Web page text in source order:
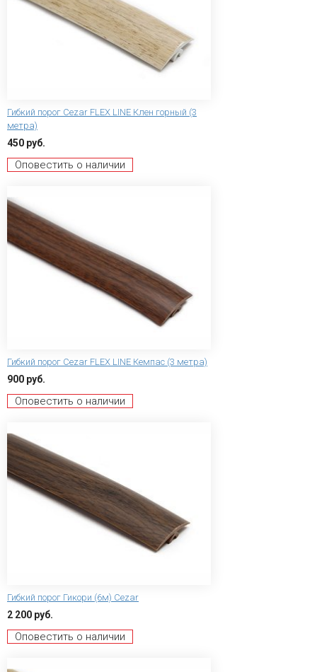
Гибкий порог Сezar FLEX LINE Клен горный (3
метра)
450 руб.
Оповестить о наличии
Гибкий порог Сezar FLEX LINE Кемпас (3 метра)
900 руб.
Оповестить о наличии
Гибкий порог Гикори (6м) Сezar
2 200 руб.
Оповестить о наличии